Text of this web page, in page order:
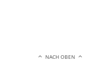
NACH OBEN